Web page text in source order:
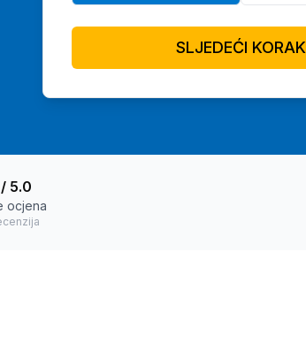
SLJEDEĆI KORAK
/ 5.0
ocjena